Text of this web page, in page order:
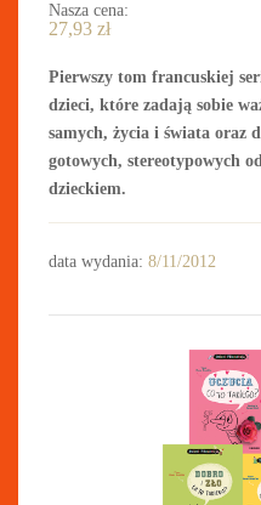
Nasza cena:
27,93 zł
Pierwszy tom francuskiej
dzieci, które zadają sobie
samych, życia i świata oraz
gotowych, stereotypowych
dzieckiem.
data wydania: 8/11/2012